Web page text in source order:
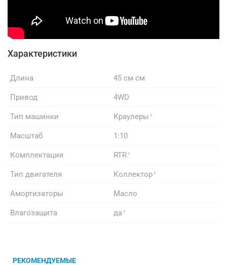
Характеристики
Длина 45 см см
Привод 4WD
Тип машинки Краулеры
Масштаб 1:10
Комплектация RTR
Тип двигателя Коллектор
Амортизаторы Масло
Влагозащита да
РЕКОМЕНДУЕМЫЕ